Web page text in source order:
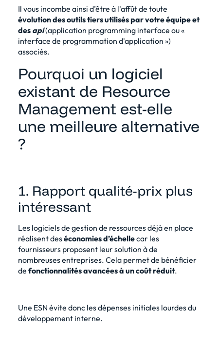
Il vous incombe ainsi d’être à l'affût de toute
évolution des outils tiers utilisés par votre équipe et
des api(application programming interface ou «
interface de programmation d'application »)
associés.
Pourquoi un logiciel
existant de Resource
Management est-elle
une meilleure alternative
?
1. Rapport qualité-prix plus
intéressant
Les logiciels de gestion de ressources déjà en place
réalisent deséconomies d’échellecar les
fournisseurs proposent leur solution à de
nombreuses entreprises. Cela permet de bénéficier
de fonctionnalités avancées à un coût réduit.
Une ESN évite donc les dépenses initiales lourdes du
développement interne.